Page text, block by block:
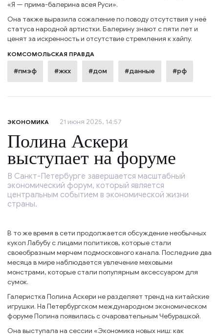
«Я — прима-балерина всея Руси».
Она также выразила сожаление по поводу отсутствия у неё
статуса народной артистки. Балерину знают с пяти лет и
ценят за искренность и отсутствие стремления к хайпу.
КОМСОМОЛЬСКАЯ ПРАВДА
#пмэф #жкх #дом #данные #рф
ЭКОНОМИКА 21 июня 2025, 14:57
Полина Аскери
выступает на форуме
В Санкт-Петербурге завершается масштабный
экономический форум, который является
центральным событием в экономической жизни
страны.
В то же время в сети продолжается обсуждение необычных
кукол Лабубу с лицами политиков, которые стали
своеобразным мерчем подмосковного канала. Последние два
месяца в мире наблюдается увлечение меховыми
монстрами, которые стали популярным аксессуаром для
сумок.
Галеристка Полина Аскери не разделяет тренд на китайские
игрушки. На Петербургском международном экономическом
форуме Полина появилась с очаровательным Чебурашкой.
Она выступала на сессии «Экономика новых ниш: как